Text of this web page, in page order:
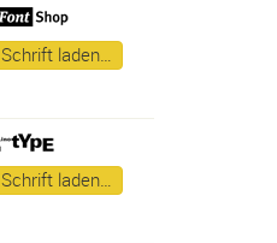
Schrift laden…
Schrift laden…